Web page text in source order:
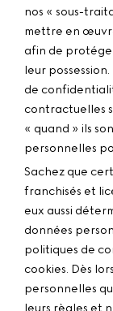
nos « sous-
mettre en
afin de
leur
de
contractuelles
« quand » ils
personnelles
Sachez que
franchisés et
eux aussi
données
politiques de
cookies. Dès
personnelles
leurs règles et